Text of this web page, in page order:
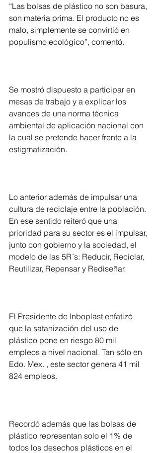
“Las bolsas de plástico no son basura,
son materia prima. El producto no es
malo, simplemente se convirtió en
populismo ecológico”, comentó.
Se mostró dispuesto a participar en
mesas de trabajo y a explicar los
avances de una norma técnica
ambiental de aplicación nacional con
la cual se pretende hacer frente a la
estigmatización.
Lo anterior además de impulsar una
cultura de reciclaje entre la población.
En ese sentido reiteró que una
prioridad para su sector es el impulsar,
junto con gobierno y la sociedad, el
modelo de las 5R´s: Reducir, Reciclar,
Reutilizar, Repensar y Rediseñar.
El Presidente de Inboplast enfatizó
que la satanización del uso de
plástico pone en riesgo 80 mil
empleos a nivel nacional. Tan sólo en
Edo. Mex. , este sector genera 41 mil
824 empleos.
Recordó además que las bolsas de
plástico representan solo el 1% de
todos los desechos plásticos en el